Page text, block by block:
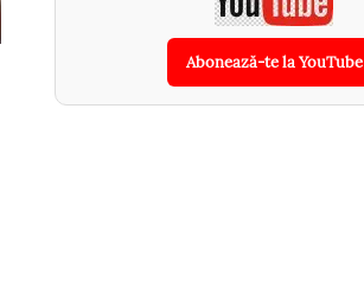
Abonează-te la YouTube